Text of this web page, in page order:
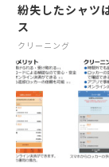
紛失したシャツ
ス
クリーニング